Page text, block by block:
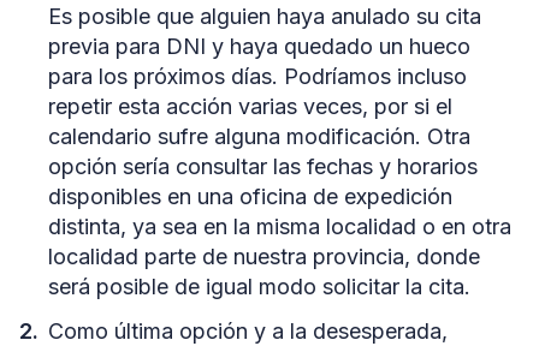
Es posible que alguien haya anulado su cita
previa para DNI y haya quedado un hueco
para los próximos días. Podríamos incluso
repetir esta acción varias veces, por si el
calendario sufre alguna modificación. Otra
opción sería consultar las fechas y horarios
disponibles en una oficina de expedición
distinta, ya sea en la misma localidad o en otra
localidad parte de nuestra provincia, donde
será posible de igual modo solicitar la cita.
Como última opción y a la desesperada,